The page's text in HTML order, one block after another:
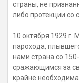
страны, не
либо протекции со
10 октября 1929 г.
парохода,
нами страна со
сражающимся за
крайне